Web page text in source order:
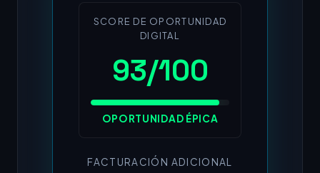
SCORE DE OPORTUNIDAD
DIGITAL
93/100
OPORTUNIDAD ÉPICA
FACTURACIÓN ADICIONAL